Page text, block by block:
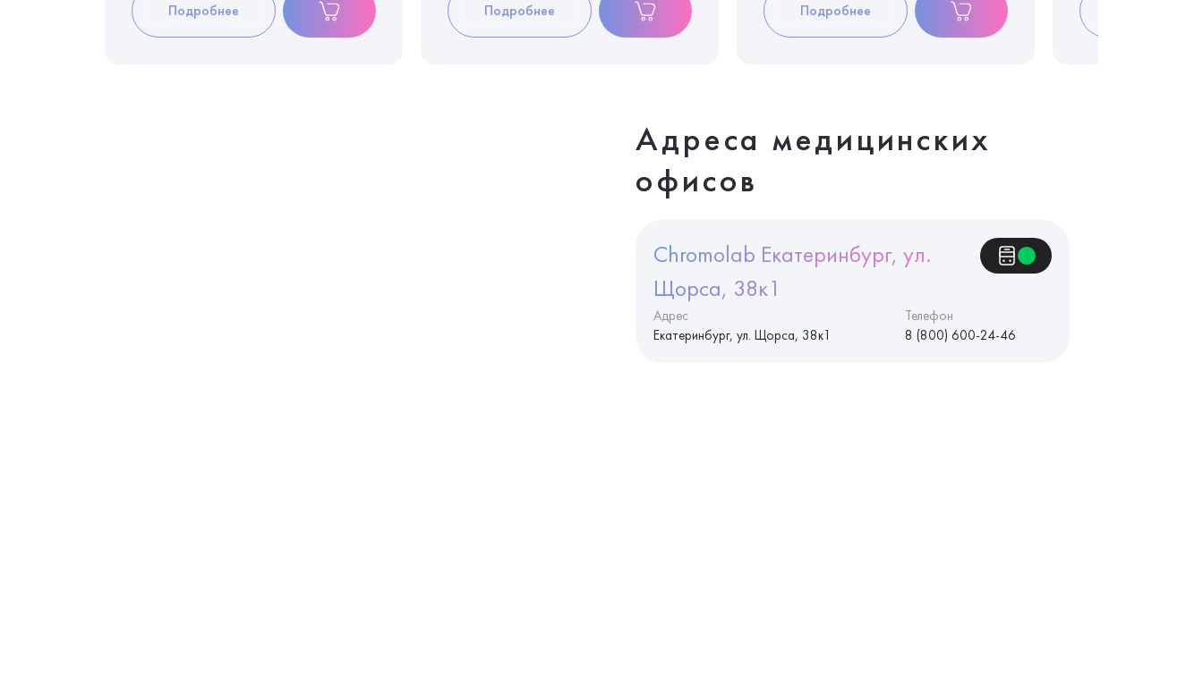
Подробнее Подробнее Подробнее
Адреса медицинских
офисов
Chromolab Екатеринбург, ул.
Щорса, 38к1
Адрес
Екатеринбург, ул. Щорса, 38к1
Телефон
8 (800) 600-24-46